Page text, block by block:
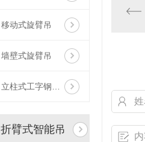
移动式旋臂吊
墙壁式旋臂吊
立柱式工字钢轨道旋臂吊
折臂式智能吊